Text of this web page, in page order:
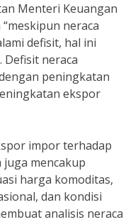
Menteri Keuangan
neraca
defisit, hal ini
neraca
peningkatan
ekspor
impor terhadap
mencakup
harga komoditas,
dan kondisi
analisis neraca